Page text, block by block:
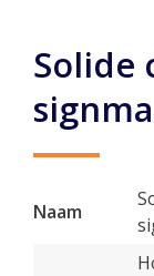
Solide
Naam